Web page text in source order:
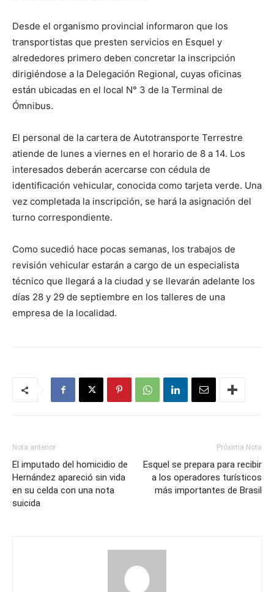
Desde el organismo provincial informaron que los
transportistas que presten servicios en Esquel y
alrededores primero deben concretar la inscripción
dirigiéndose a la Delegación Regional, cuyas oficinas
están ubicadas en el local N° 3 de la Terminal de
Ómnibus.
El personal de la cartera de Autotransporte Terrestre
atiende de lunes a viernes en el horario de 8 a 14. Los
interesados deberán acercarse con cédula de
identificación vehicular, conocida como tarjeta verde. Una
vez completada la inscripción, se hará la asignación del
turno correspondiente.
Como sucedió hace pocas semanas, los trabajos de
revisión vehicular estarán a cargo de un especialista
técnico que llegará a la ciudad y se llevarán adelante los
días 28 y 29 de septiembre en los talleres de una
empresa de la localidad.
Nota anterior
El imputado del homicidio de
Hernández apareció sin vida
en su celda con una nota
suicida
Próxima Nota
Esquel se prepara para recibir
a los operadores turísticos
más importantes de Brasil